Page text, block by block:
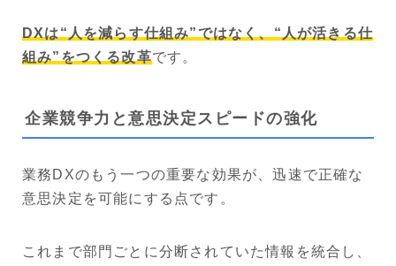
DXは“人を減らす仕組み”ではなく、“人が活きる仕
組み”をつくる改革です。
企業競争力と意思決定スピードの強化
業務DXのもう一つの重要な効果が、迅速で正確な
意思決定を可能にする点です。
これまで部門ごとに分断されていた情報を統合し、